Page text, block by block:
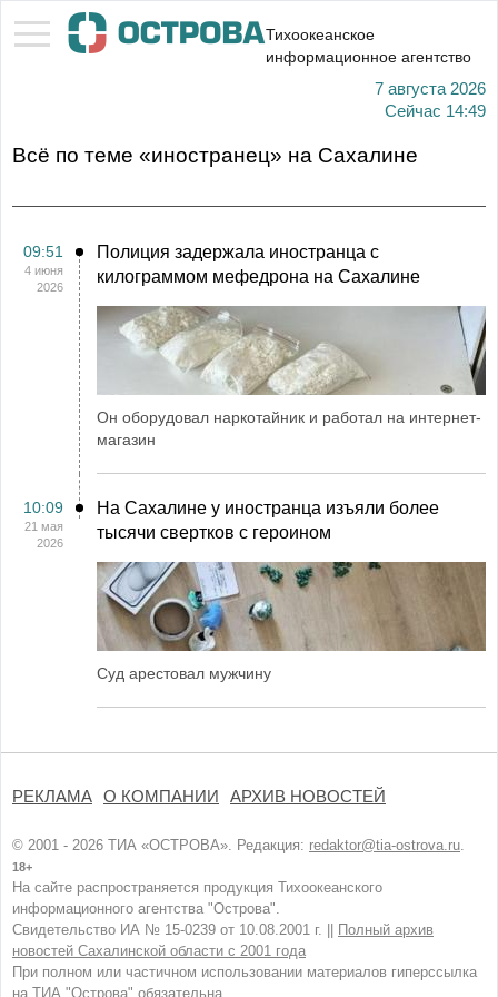
Тихоокеанское
информационное агентство
7 августа 2026
Сейчас 14:49
Всё по теме «иностранец» на Сахалине
09:51
4 июня
2026
Полиция задержала иностранца с
килограммом мефедрона на Сахалине
Он оборудовал наркотайник и работал на интернет-
магазин
10:09
21 мая
2026
На Сахалине у иностранца изъяли более
тысячи свертков с героином
Суд арестовал мужчину
РЕКЛАМА О КОМПАНИИ АРХИВ НОВОСТЕЙ
© 2001 - 2026 ТИА «ОСТРОВА». Редакция: redaktor@tia-ostrova.ru.
18+
На сайте распространяется продукция Тихоокеанского
информационного агентства "Острова".
Свидетельство ИА № 15-0239 от 10.08.2001 г. ||
Полный архив
новостей Сахалинской области с 2001 года
При полном или частичном использовании материалов гиперссылка
на ТИА "Острова" обязательна.